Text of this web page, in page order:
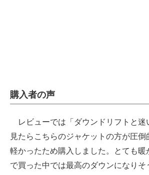
購入者の声
レビューでは「ダウンドリフトと迷
見たらこちらのジャケットの方が圧倒
軽かったため購入しました。とても暖
で買った中では最高のダウンになりそ